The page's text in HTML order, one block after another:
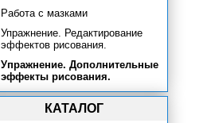
Работа с мазками
Упражнение. Редактирование
эффектов рисования.
Упражнение. Дополнительные
эффекты рисования.
Упражнение. Туман и дымка.
Подведем итоги
КАТАЛОГ